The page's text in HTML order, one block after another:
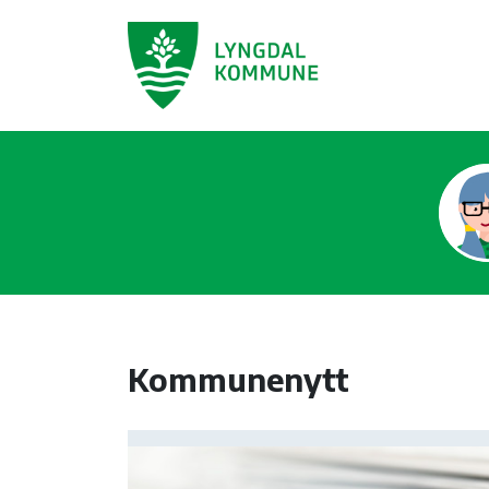
Kommunenytt